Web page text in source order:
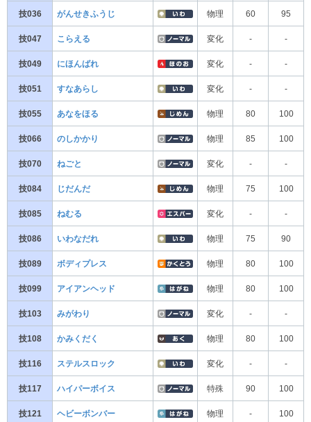
技036 がんせきふうじ 物理 60 95
技047 こらえる 変化 - -
技049 にほんばれ 変化 - -
技051 すなあらし 変化 - -
技055 あなをほる 物理 80 100
技066 のしかかり 物理 85 100
技070 ねごと 変化 - -
技084 じだんだ 物理 75 100
技085 ねむる 変化 - -
技086 いわなだれ 物理 75 90
技089 ボディプレス 物理 80 100
技099 アイアンヘッド 物理 80 100
技103 みがわり 変化 - -
技108 かみくだく 物理 80 100
技116 ステルスロック 変化 - -
技117 ハイパーボイス 特殊 90 100
技121 ヘビーボンバー 物理 - 100